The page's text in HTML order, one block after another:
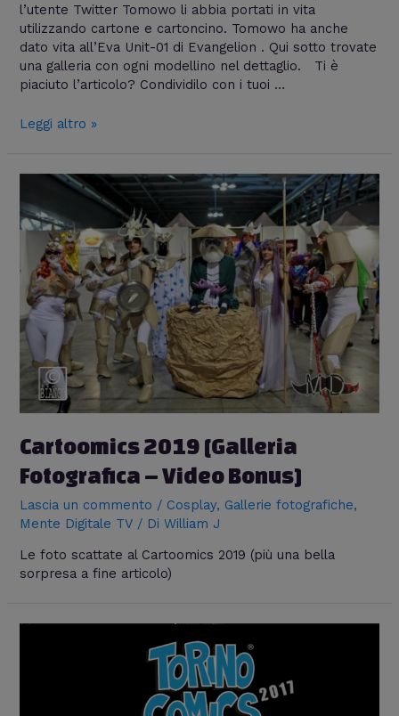
l’utente Twitter Tomowo li abbia portati in vita
utilizzando cartone e cartoncino. Tomowo ha anche
dato vita all’Eva Unit-01 di Evangelion . Qui sotto trovate
una galleria con ogni modellino nel dettaglio. Ti è
piaciuto l’articolo? Condividilo con i tuoi …
Leggi altro »
Cartoomics 2019 [Galleria
Fotografica – Video Bonus]
Lascia un commento / Cosplay, Gallerie fotografiche,
Mente Digitale TV / DiWilliam J
Le foto scattate al Cartoomics 2019 (più una bella
sorpresa a fine articolo)